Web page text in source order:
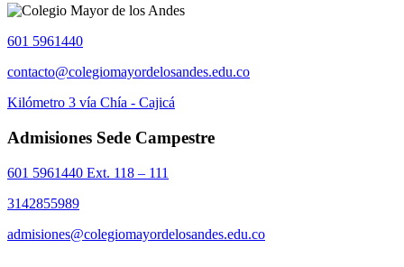
601 5961440
contacto@colegiomayordelosandes.edu.co
Kilómetro 3 vía Chía - Cajicá
Admisiones Sede Campestre
601 5961440 Ext. 118 – 111
3142855989
admisiones@colegiomayordelosandes.edu.co